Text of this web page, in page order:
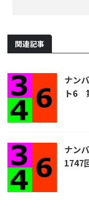
関連記事
ナン
ト6
ナン
1747